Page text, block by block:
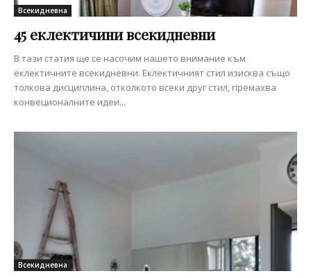
Всекидневна
45 еклектичини всекидневни
В тази статия ще се насочим нашето внимание към
еклектичните всекидневни. Еклектичният стил изисква също
толкова дисциплина, отколкото всеки друг стил, премахва
конвеционалните идеи...
Всекидневна